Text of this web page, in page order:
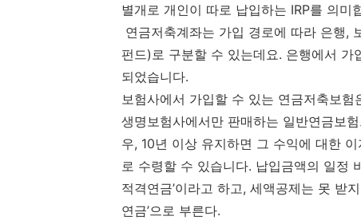
별개로 개인이 따로 납입하는 IRP를 의미
연금저축계좌는 가입 경로에 따라 은행,
펀드)로 구분할 수 있는데요. 은행에서
되었습니다.
보험사에서 가입할 수 있는 연금저축보
생명보험사에서만 판매하는 일반연금보
우, 10년 이상 유지하면 그 수익에 대한
로 수령할 수 있습니다. 납입금액의 일정
적격연금’이라고 하고, 세액공제는 못 받
연금’으로 부른다.